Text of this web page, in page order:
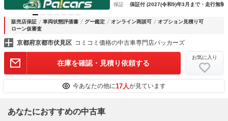
保証
保証付 (2027(令和9)年3月まで・走行無制
販売店保証 車両状態評価書 グー鑑定 オンライン商談可
オプション見積り可
ローン仮審査
京都府京都市伏見区 コミコミ価格の中古車専門店パッカーズ
在庫を確認・見積り依頼する
お気に入り
今あなたの他に17人が見ています
あなたにおすすめの中古車